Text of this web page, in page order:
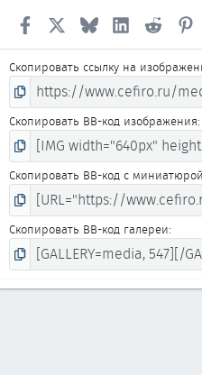
Facebook Bluesky LinkedInReddit
Скопировать ссылку на
Скопировать BB-код изображения
Скопировать BB-код с
Скопировать BB-код галереи